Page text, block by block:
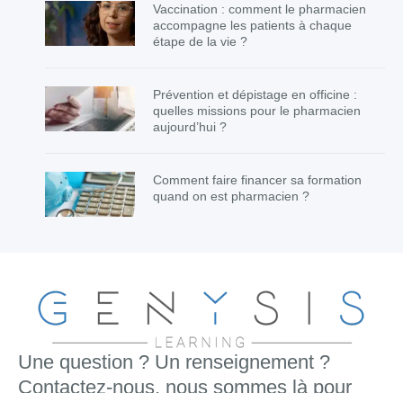
Vaccination : comment le pharmacien
accompagne les patients à chaque
étape de la vie ?
Prévention et dépistage en officine :
quelles missions pour le pharmacien
aujourd’hui ?
Comment faire financer sa formation
quand on est pharmacien ?
Une question ? Un renseignement ?
Contactez-nous, nous sommes là pour